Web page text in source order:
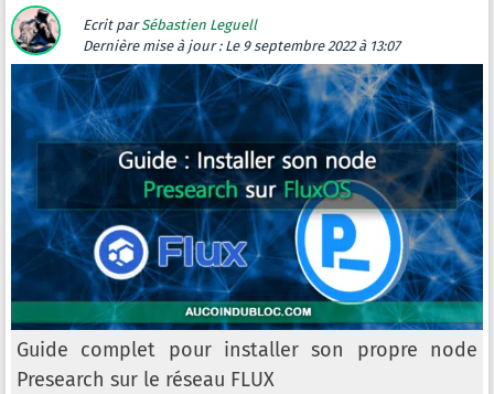
Ecrit parSébastien Leguell
Dernière mise à jour : Le 9 septembre 2022 à 13:07
Guide complet pour installer son propre node
Presearch sur le réseau FLUX